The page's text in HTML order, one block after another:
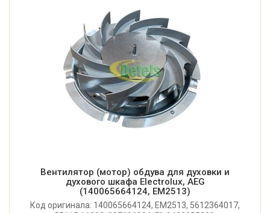
Вентилятор (мотор) обдува для духовки и
духового шкафа Electrolux, AEG
(140065664124, EM2513)
Код оригинала: 140065664124, EM2513, 5612364017,